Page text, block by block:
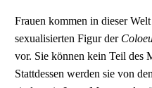
Frauen kommen in dieser
sexualisierten Figur der
vor. Sie können kein Teil des
Stattdessen werden sie von